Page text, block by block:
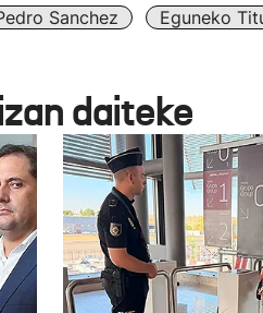
Sanchez
Eguneko
daiteke